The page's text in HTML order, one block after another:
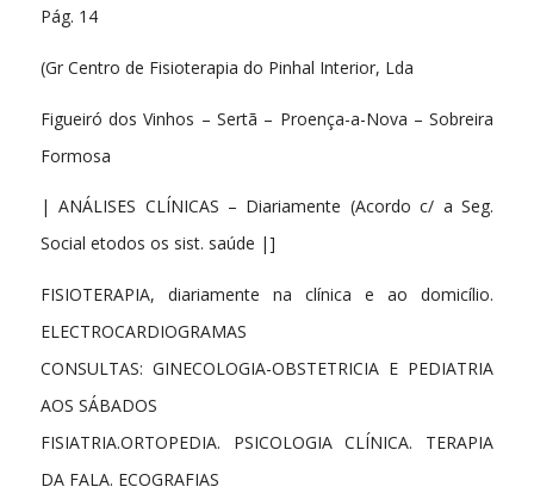
Pág. 14
(Gr Centro de Fisioterapia do Pinhal Interior, Lda
Figueiró dos Vinhos – Sertã – Proença-a-Nova – Sobreira
Formosa
| ANÁLISES CLÍNICAS – Diariamente (Acordo c/ a Seg.
Social etodos os sist. saúde |]
FISIOTERAPIA, diariamente na clínica e ao domicílio.
ELECTROCARDIOGRAMAS
CONSULTAS: GINECOLOGIA-OBSTETRICIA E PEDIATRIA
AOS SÁBADOS
FISIATRIA.ORTOPEDIA. PSICOLOGIA CLÍNICA. TERAPIA
DA FALA. ECOGRAFIAS